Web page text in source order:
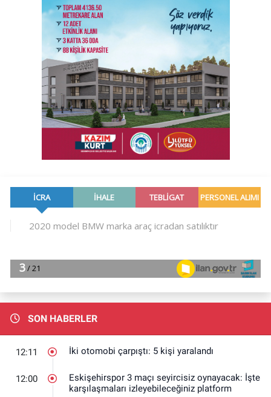
SON HABERLER
12:11 İki otomobi çarpıştı: 5 kişi yaralandı
12:00
Eskişehirspor 3 maçı seyircisiz oynayacak: İşte
karşılaşmaları izleyebileceğiniz platform